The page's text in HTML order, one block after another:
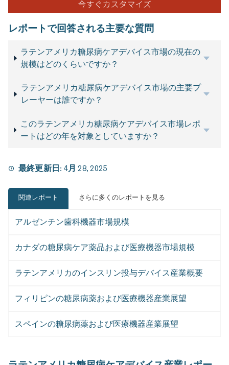
レポートで回答される主要な質問
ラテンアメリカ糖尿病ケアデバイス市場の現在の
規模はどのくらいですか？
ラテンアメリカ糖尿病ケアデバイス市場の主要プ
レーヤーは誰ですか？
このラテンアメリカ糖尿病ケアデバイス市場レポ
ートはどの年を対象としていますか？
最終更新日: 4月 28, 2025
関連レポート さらに多くのレポートを見る
アルゼンチン歯科機器市場規模
カナダの糖尿病ケア薬品および医療機器市場規模
ラテンアメリカのインスリン投与デバイス産業概要
フィリピンの糖尿病薬および医療機器産業展望
スペインの糖尿病薬および医療機器産業展望